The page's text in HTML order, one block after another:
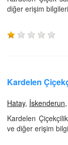
diğer erişim
Kardelen
Hatay, İskenderun,
Kardelen
ve diğer erişim